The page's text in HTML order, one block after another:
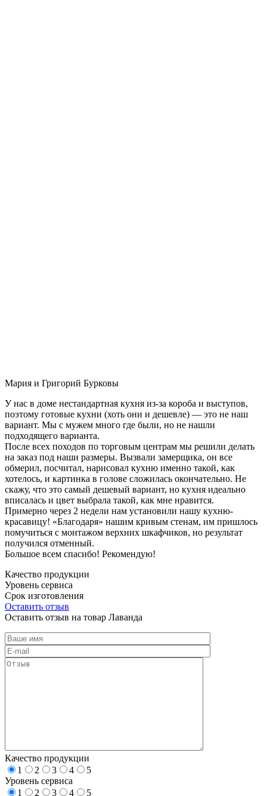
Мария и Григорий Бурковы
У нас в доме нестандартная кухня из-за короба и выступов,
поэтому готовые кухни (хоть они и дешевле) — это не наш
вариант. Мы с мужем много где были, но не нашли
подходящего варианта.
После всех походов по торговым центрам мы решили делать
на заказ под наши размеры. Вызвали замерщика, он все
обмерил, посчитал, нарисовал кухню именно такой, как
хотелось, и картинка в голове сложилась окончательно. Не
скажу, что это самый дешевый вариант, но кухня идеально
вписалась и цвет выбрала такой, как мне нравится.
Примерно через 2 недели нам установили нашу кухню-
красавицу! «Благодаря» нашим кривым стенам, им пришлось
помучиться с монтажом верхних шкафчиков, но результат
получился отменный.
Большое всем спасибо! Рекомендую!
Качество продукции
Уровень сервиса
Срок изготовления
Оставить отзыв
Оставить отзыв на товар Лаванда
Качество продукции
1
2 3 4
5
Уровень сервиса
1
2 3 4
5